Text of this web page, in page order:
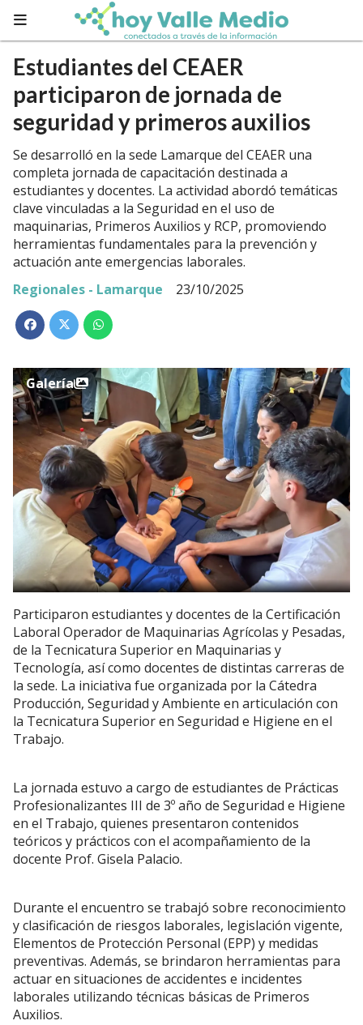
Estudiantes del CEAER
participaron de jornada de
seguridad y primeros auxilios
Se desarrolló en la sede Lamarque del CEAER una
completa jornada de capacitación destinada a
estudiantes y docentes. La actividad abordó temáticas
clave vinculadas a la Seguridad en el uso de
maquinarias, Primeros Auxilios y RCP, promoviendo
herramientas fundamentales para la prevención y
actuación ante emergencias laborales.
Regionales - Lamarque
23/10/2025
Galería
Participaron estudiantes y docentes de la Certificación
Laboral Operador de Maquinarias Agrícolas y Pesadas,
de la Tecnicatura Superior en Maquinarias y
Tecnología, así como docentes de distintas carreras de
la sede. La iniciativa fue organizada por la Cátedra
Producción, Seguridad y Ambiente en articulación con
la Tecnicatura Superior en Seguridad e Higiene en el
Trabajo.
La jornada estuvo a cargo de estudiantes de Prácticas
Profesionalizantes III de 3º año de Seguridad e Higiene
en el Trabajo, quienes presentaron contenidos
teóricos y prácticos con el acompañamiento de la
docente Prof. Gisela Palacio.
Durante el encuentro se trabajó sobre reconocimiento
y clasificación de riesgos laborales, legislación vigente,
Elementos de Protección Personal (EPP) y medidas
preventivas. Además, se brindaron herramientas para
actuar en situaciones de accidentes e incidentes
laborales utilizando técnicas básicas de Primeros
Auxilios.